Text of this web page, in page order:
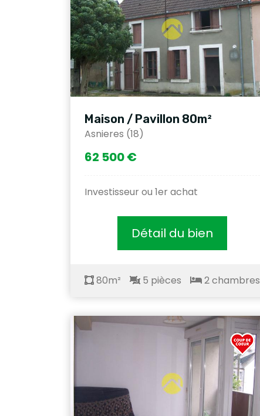
Maison / Pavillon 80m²
Asnieres (18)
62 500 €
Investisseur ou 1er achat
Détail du bien
80m² 5 pièces 2 chambres